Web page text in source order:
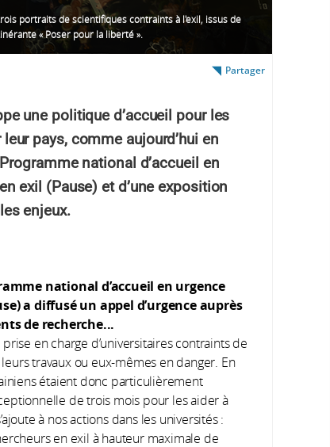
portraits de scientifiques contraints à l'exil, issus de
« Poser pour la liberté ».
Partager
une politique d’accueil pour les
pays, comme aujourd’hui en
national d’accueil en
exil (Pause) et d’une exposition
enjeux.
national d’accueil en urgence
a diffusé un appel d’urgence auprès
de recherche...
en charge d’universitaires contraints de
travaux ou eux-mêmes en danger. En
étaient donc particulièrement
de trois mois pour les aider à
à nos actions dans les universités :
en exil à hauteur maximale de